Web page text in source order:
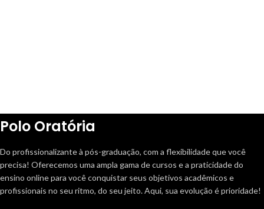
Polo Oratória
Do profissionalizante à pós-graduação, com a flexibilidade que você
precisa! Oferecemos uma ampla gama de cursos e a praticidade do
ensino online para você conquistar seus objetivos acadêmicos e
profissionais no seu ritmo, do seu jeito. Aqui, sua evolução é prioridade!